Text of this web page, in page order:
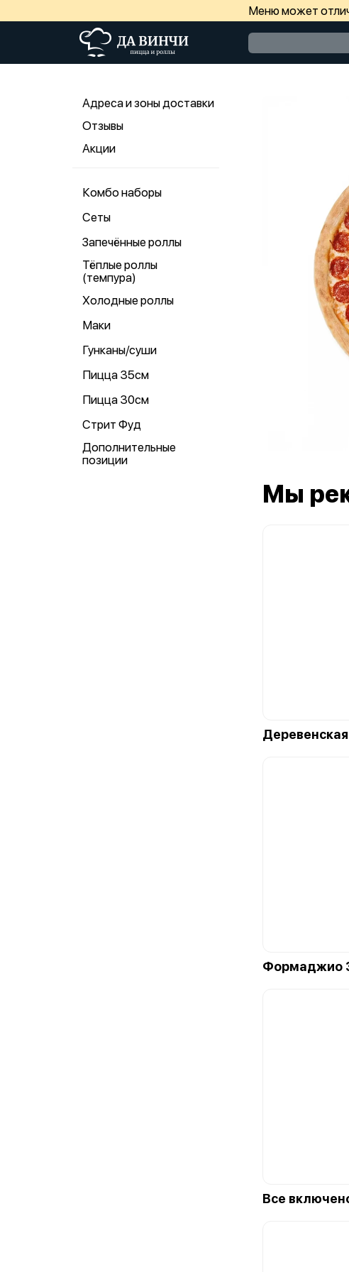
Меню может
Адреса и зоны доставки
Отзывы
Акции
Комбо наборы
Сеты
Запечённые роллы
Тёплые роллы
(темпура)
Холодные роллы
Маки
Гунканы/суши
Пицца 35см
Пицца 30см
Стрит Фуд
Дополнительные
позиции
Мы
Формаджио
Все